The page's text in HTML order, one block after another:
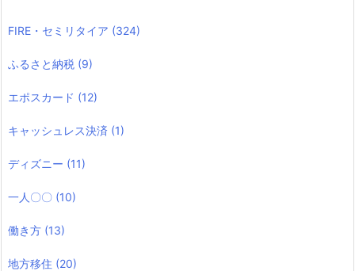
FIRE・セミリタイア (324)
ふるさと納税 (9)
エポスカード (12)
キャッシュレス決済 (1)
ディズニー (11)
一人〇〇 (10)
働き方 (13)
地方移住 (20)